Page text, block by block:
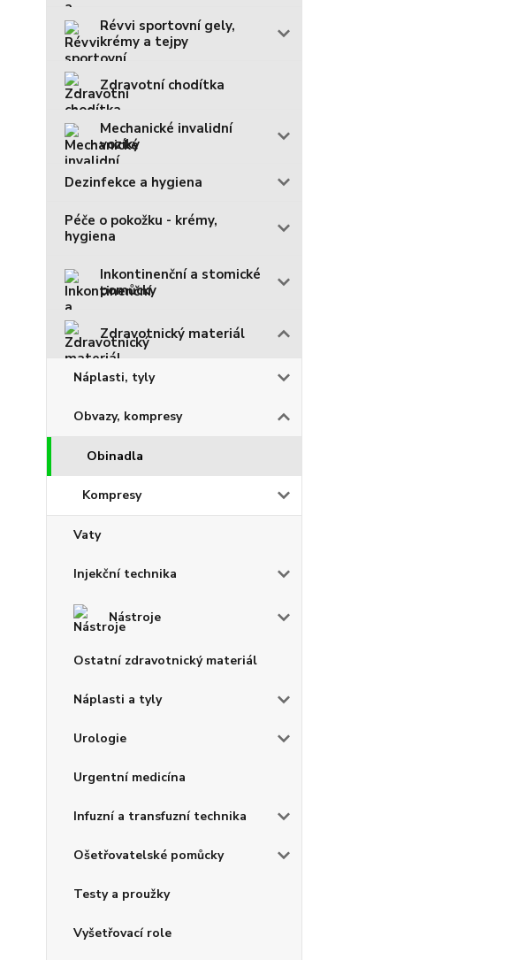
Révvi sportovní gely,
krémy a tejpy
Zdravotní chodítka
Mechanické invalidní
vozíky
Dezinfekce a hygiena
Péče o pokožku - krémy,
hygiena
Inkontinenční a stomické
pomůcky
Zdravotnický materiál
Náplasti, tyly
Obvazy, kompresy
Obinadla
Kompresy
Vaty
Injekční technika
Nástroje
Ostatní zdravotnický materiál
Náplasti a tyly
Urologie
Urgentní medicína
Infuzní a transfuzní technika
Ošetřovatelské pomůcky
Testy a proužky
Vyšetřovací role